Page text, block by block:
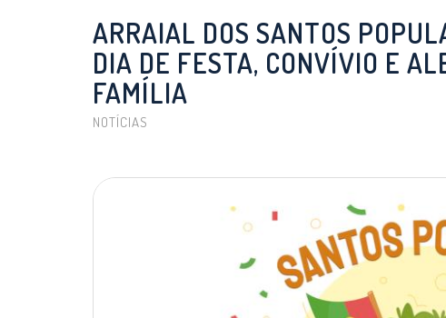
ARRAIAL DOS SANTOS
DIA DE FESTA, CONVÍVIO E
FAMÍLIA
NOTÍCIAS